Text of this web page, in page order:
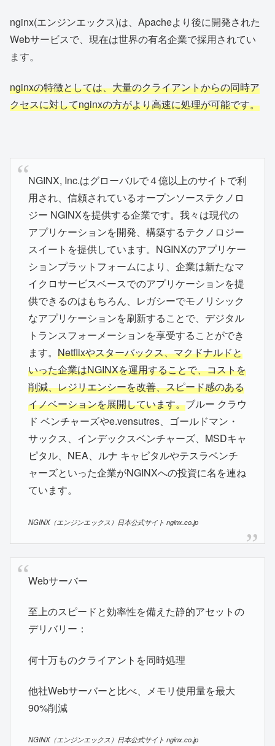
nginx(エンジンエックス)は、Apacheより後に開発された
Webサービスで、現在は世界の有名企業で採用されてい
ます。
nginxの特徴としては、大量のクライアントからの同時ア
クセスに対してnginxの方がより高速に処理が可能です。
NGINX, Inc.はグローバルで４億以上のサイトで利
用され、信頼されているオープンソーステクノロ
ジー NGINXを提供する企業です。我々は現代の
アプリケーションを開発、構築するテクノロジー
スイートを提供しています。NGINXのアプリケー
ションプラットフォームにより、企業は新たなマ
イクロサービスベースでのアプリケーションを提
供できるのはもちろん、レガシーでモノリシック
なアプリケーションを刷新することで、デジタル
トランスフォーメーションを享受することができ
ます。 Netflixやスターバックス、マクドナルドと
いった企業はNGINXを運用することで、コストを
削減、レジリエンシーを改善、スピード感のある
イノベーションを展開しています。ブルー クラウ
ド ベンチャーズやe.vensutres、ゴールドマン・
サックス、インデックスベンチャーズ、MSDキャ
ピタル、NEA、ルナ キャピタルやテスラベンチ
ャーズといった企業がNGINXへの投資に名を連ね
ています。
NGINX（エンジンエックス）日本公式サイト nginx.co.jp
Webサーバー
至上のスピードと効率性を備えた静的アセットの
デリバリー：
何十万ものクライアントを同時処理
他社Webサーバーと比べ、メモリ使用量を最大
90%削減
NGINX（エンジンエックス）日本公式サイト nginx.co.jp